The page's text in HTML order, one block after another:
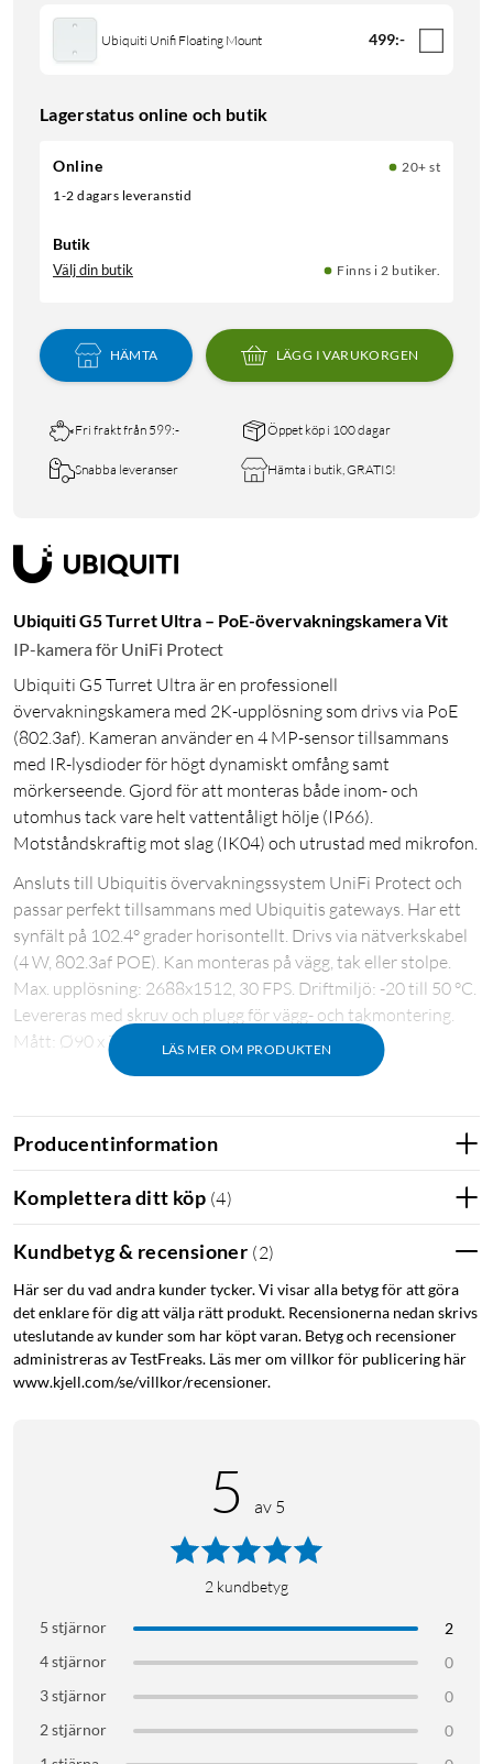
Ubiquiti Unifi Floating Mount 499:-
Lagerstatus online och butik
Online
20+ st
1-2 dagars leveranstid
Butik
Välj din butik Finns i 2 butiker.
HÄMTA LÄGG I VARUKORGEN
Fri frakt från 599:- Öppet köp i 100 dagar
Snabba leveranser Hämta i butik, GRATIS!
Ubiquiti G5 Turret Ultra – PoE-övervakningskamera Vit
IP-kamera för UniFi Protect
Ubiquiti G5 Turret Ultra är en professionell
övervakningskamera med 2K-upplösning som drivs via PoE
(802.3af). Kameran använder en 4 MP-sensor tillsammans
med IR-lysdioder för högt dynamiskt omfång samt
mörkerseende. Gjord för att monteras både inom- och
utomhus tack vare helt vattentåligt hölje (IP66).
Motståndskraftig mot slag (IK04) och utrustad med mikrofon.
LÄS MER OM PRODUKTEN
Ansluts till Ubiquitis övervakningssystem UniFi Protect och
passar perfekt tillsammans med Ubiquitis gateways. Har ett
synfält på 102.4° grader horisontellt. Drivs via nätverkskabel
(4 W, 802.3af POE). Kan monteras på vägg, tak eller stolpe.
Max. upplösning: 2688x1512, 30 FPS. Driftmiljö: -20 till 50 °C.
Levereras med skruv och plugg för vägg- och takmontering.
Mått: Ø90 x 71.2 mm.
Producentinformation
Komplettera ditt köp (4)
Kundbetyg & recensioner (2)
Här ser du vad andra kunder tycker. Vi visar alla betyg för att göra
det enklare för dig att välja rätt produkt. Recensionerna nedan skrivs
uteslutande av kunder som har köpt varan. Betyg och recensioner
administreras av TestFreaks. Läs mer om villkor för publicering här
www.kjell.com/se/villkor/recensioner.
5 av 5
2 kundbetyg
5 stjärnor
2
4 stjärnor
0
3 stjärnor
0
2 stjärnor
0